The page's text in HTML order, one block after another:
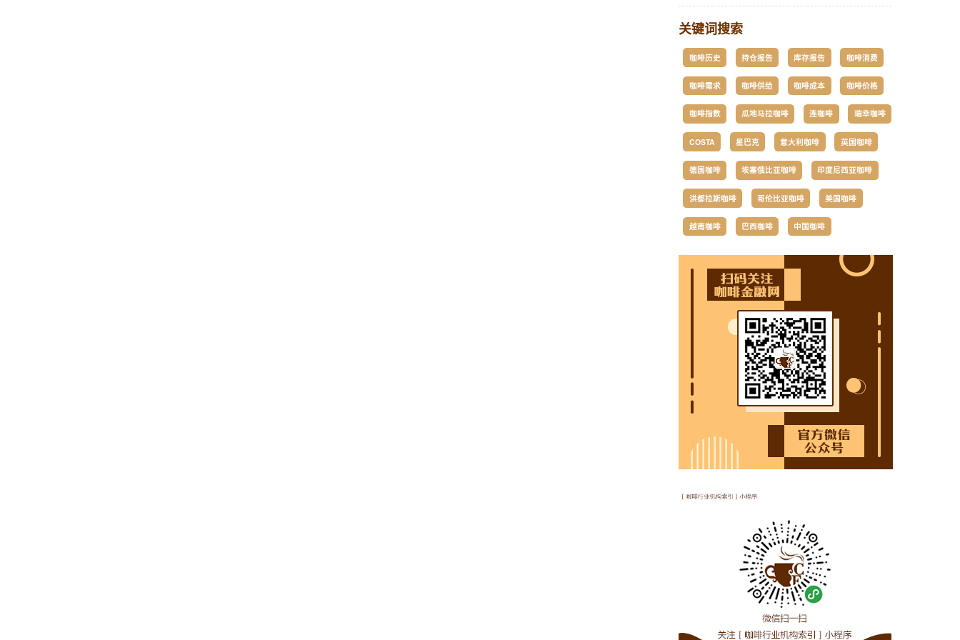
关键词搜索
咖啡历史 持仓报告 库存报告 咖啡消费
咖啡需求 咖啡供给 咖啡成本 咖啡价格
咖啡指数 瓜地马拉咖啡 连咖啡 瑞幸咖啡
COSTA 星巴克 意大利咖啡 英国咖啡
德国咖啡 埃塞俄比亚咖啡 印度尼西亚咖啡
洪都拉斯咖啡 哥伦比亚咖啡 美国咖啡
越南咖啡 巴西咖啡 中国咖啡